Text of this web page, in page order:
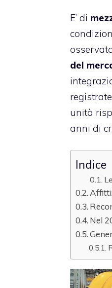
E’ di
del
unità
anni di
Indice
Nel